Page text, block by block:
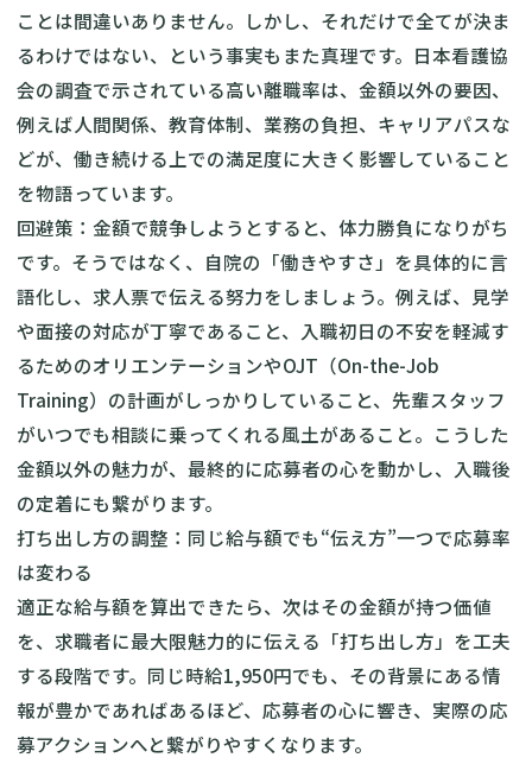
ことは間違いありません。しかし、それだけで全てが決ま
るわけではない、という事実もまた真理です。日本看護協
会の調査で示されている高い離職率は、金額以外の要因、
例えば人間関係、教育体制、業務の負担、キャリアパスな
どが、働き続ける上での満足度に大きく影響していること
を物語っています。
回避策：金額で競争しようとすると、体力勝負になりがち
です。そうではなく、自院の「働きやすさ」を具体的に言
語化し、求人票で伝える努力をしましょう。例えば、見学
や面接の対応が丁寧であること、入職初日の不安を軽減す
るためのオリエンテーションやOJT（On-the-Job
Training）の計画がしっかりしていること、先輩スタッフ
がいつでも相談に乗ってくれる風土があること。こうした
金額以外の魅力が、最終的に応募者の心を動かし、入職後
の定着にも繋がります。
打ち出し方の調整：同じ給与額でも“伝え方”一つで応募率
は変わる
適正な給与額を算出できたら、次はその金額が持つ価値
を、求職者に最大限魅力的に伝える「打ち出し方」を工夫
する段階です。同じ時給1,950円でも、その背景にある情
報が豊かであればあるほど、応募者の心に響き、実際の応
募アクションへと繋がりやすくなります。